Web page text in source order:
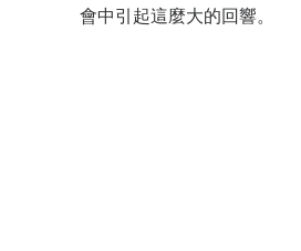
會中引起這麼大的回響。